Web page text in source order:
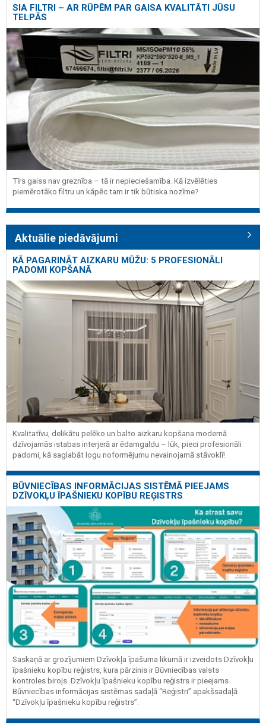
SIA FILTRI – AR RŪPĒM PAR GAISA KVALITĀTI JŪSU
TELPĀS
Tīrs gaiss nav greznība – tā ir nepieciešamība. Kā izvēlēties
piemērotāko filtru un kāpēc tam ir tik būtiska nozīme?
Aktuālie piedāvājumi
KĀ PAGARINĀT AIZKARU MŪŽU: 5 PROFESIONĀLI
PADOMI KOPŠANĀ
Kvalitatīvu, delikātu pelēko un balto aizkaru kopšana modernā
dzīvojamās istabas interjerā ar ēdamgaldu – lūk, pieci profesionāli
padomi, kā saglabāt logu noformējumu nevainojamā stāvoklī!
BŪVNIECĪBAS INFORMĀCIJAS SISTĒMĀ PIEEJAMS
DZĪVOKĻU ĪPAŠNIEKU KOPĪBU REĢISTRS
Saskaņā ar grozījumiem Dzīvokļa īpašuma likumā ir izveidots Dzīvokļu
īpašnieku kopību reģistrs, kura pārzinis ir Būvniecības valsts
kontroles birojs. Dzīvokļu īpašnieku kopību reģistrs ir pieejams
Būvniecības informācijas sistēmas sadaļā “Reģistri” apakšsadaļā
“Dzīvokļu īpašnieku kopību reģistrs”.